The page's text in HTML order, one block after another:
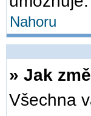
Nahoru
» Jak
Všechna